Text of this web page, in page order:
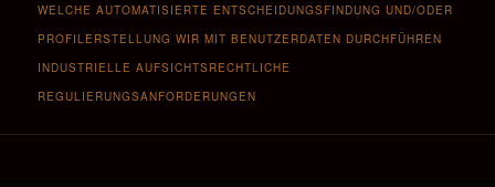
WELCHE AUTOMATISIERTE ENTSCHEIDUNGSFINDUNG UND/ODER
PROFILERSTELLUNG WIR MIT BENUTZERDATEN DURCHFÜHREN
INDUSTRIELLE AUFSICHTSRECHTLICHE
REGULIERUNGSANFORDERUNGEN